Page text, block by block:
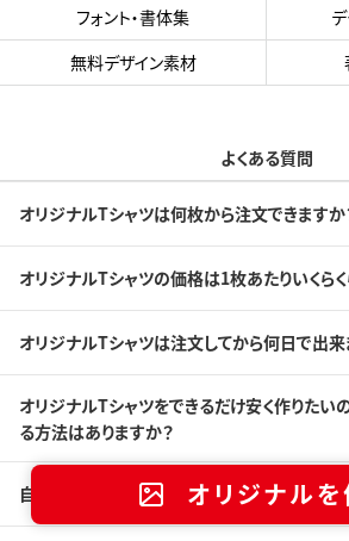
オリジナルを
フォント・書体集
無料デザイン素材
よくある質問
オリジナルTシャツは何枚から注文できますか
オリジナルTシャツの価格は1枚あたりいくら
オリジナルTシャツは注文してから何日で出来
オリジナルTシャツをできるだけ安く作りたい
る方法はありますか？
自分でデザインできないので、おまかせできま